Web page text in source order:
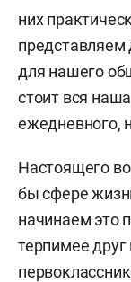
них
представляем
для нашего
стоит вся
ежедневного,
Настоящего
бы сфере
начинаем это
терпимее друг